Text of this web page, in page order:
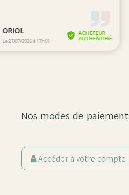
Nos modes de paiement
Accéder à votre compte